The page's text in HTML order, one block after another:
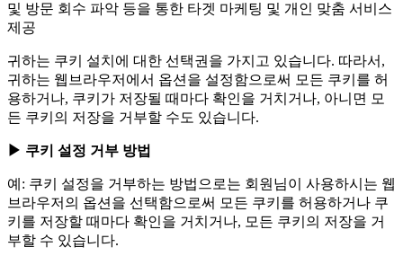
및 방문 회수 파악 등을 통한 타겟 마케팅 및 개인 맞춤 서비스
제공
귀하는 쿠키 설치에 대한 선택권을 가지고 있습니다. 따라서,
귀하는 웹브라우저에서 옵션을 설정함으로써 모든 쿠키를 허
용하거나, 쿠키가 저장될 때마다 확인을 거치거나, 아니면 모
든 쿠키의 저장을 거부할 수도 있습니다.
▶ 쿠키 설정 거부 방법
예: 쿠키 설정을 거부하는 방법으로는 회원님이 사용하시는 웹
브라우저의 옵션을 선택함으로써 모든 쿠키를 허용하거나 쿠
키를 저장할 때마다 확인을 거치거나, 모든 쿠키의 저장을 거
부할 수 있습니다.